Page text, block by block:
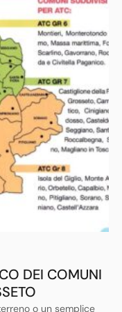
DEI COMUNI
o un semplice